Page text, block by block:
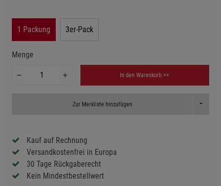
1 Packung 3er-Pack
Menge
In den Warenkorb >>
Zur Merkliste hinzufügen Toggle
Kauf auf Rechnung
Versandkostenfrei in Europa
30 Tage Rückgaberecht
Kein Mindestbestellwert